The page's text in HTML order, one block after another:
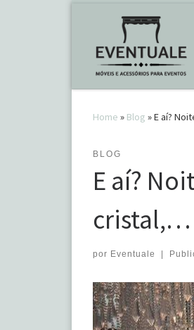
Home » Blog »E aí?
BLOG
E aí?
cristal,…
por Eventuale |